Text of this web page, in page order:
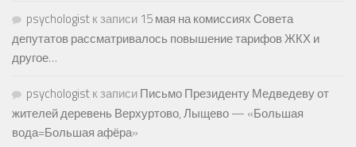
psychologistк записи 15 мая на комиссиях Совета
депутатов рассматривалось повышение тарифов ЖКХ и
другое…
psychologistк записиПисьмо Президенту Медведеву от
жителей деревень Верхуртово, Лыщево — «Большая
вода=Большая афёра»